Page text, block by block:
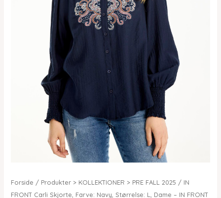
Forside / Produkter > KOLLEKTIONER > PRE FALL 2025 / IN
FRONT Carli Skjorte, Farve: Navy, Størrelse: L, Dame – IN FRONT